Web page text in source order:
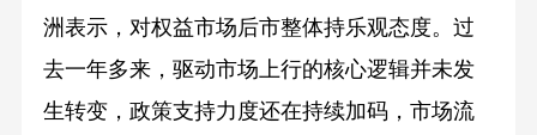
洲表示，对权益市场后市整体持乐观态度。过
去一年多来，驱动市场上行的核心逻辑并未发
生转变，政策支持力度还在持续加码，市场流